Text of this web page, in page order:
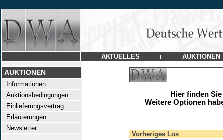
AKTUELLES | AUKTIONEN
AUKTIONEN
Informationen
Auktionsbedingungen
Einlieferungsvertrag
Erläuterungen
Newsletter
Hier finden
Weitere Optionen
Vorheriges Los